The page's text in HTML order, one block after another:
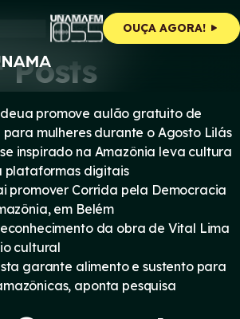
OUÇA AGORA!
Pesquisar
Posts
promove aulão gratuito de
para mulheres durante o Agosto Lilás
inspirado na Amazônia leva cultura
plataformas digitais
promover Corrida pela Democracia
em Belém
da obra de Vital Lima
cultural
garante alimento e sustento para
aponta pesquisa